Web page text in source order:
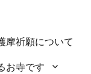
摩祈願について
お寺です